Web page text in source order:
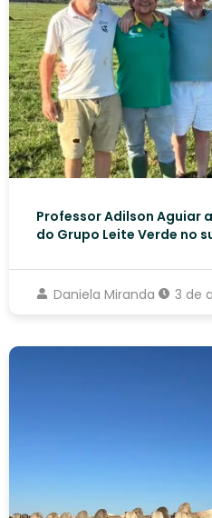
Professor Adilson Aguiar
do Grupo Leite Verde no
Daniela Miranda 3 de